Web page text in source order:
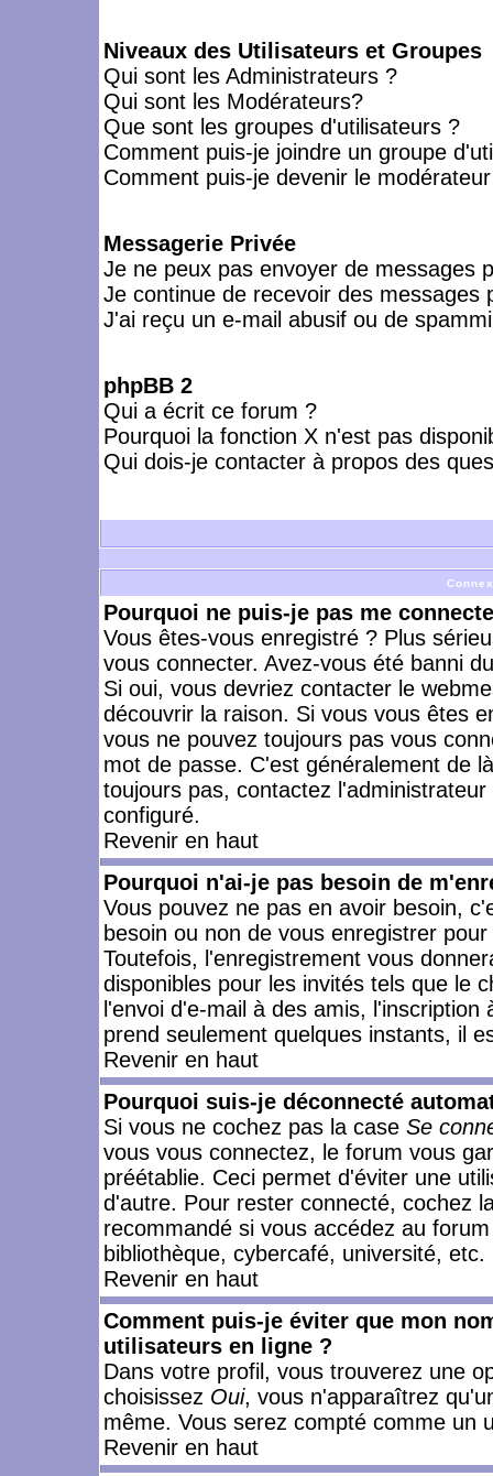
Niveaux des Utilisateurs et Groupes
Qui sont les Administrateurs ?
Qui sont les Modérateurs?
Que sont les groupes d'utilisateurs ?
Comment puis-je joindre un groupe
Comment puis-je devenir le
Messagerie Privée
Je ne peux pas envoyer de messages
Je continue de recevoir des messages
J'ai reçu un e-mail abusif ou de
phpBB 2
Qui a écrit ce forum ?
Pourquoi la fonction X n'est pas
Qui dois-je contacter à propos des
Pourquoi ne puis-je pas me
Vous êtes-vous enregistré ? Plus
vous connecter. Avez-vous été banni
Si oui, vous devriez contacter le
découvrir la raison. Si vous vous êtes
vous ne pouvez toujours pas vous
mot de passe. C'est généralement de
toujours pas, contactez
configuré.
Revenir en haut
Pourquoi n'ai-je pas besoin de
Vous pouvez ne pas en avoir besoin,
besoin ou non de vous enregistrer
Toutefois, l'enregistrement vous
disponibles pour les invités tels que le
l'envoi d'e-mail à des amis,
prend seulement quelques instants, il
Revenir en haut
Pourquoi suis-je déconnecté
Si vous ne cochez pas la case Se
vous vous connectez, le forum vous
préétablie. Ceci permet d'éviter une
d'autre. Pour rester connecté, cochez
recommandé si vous accédez au
bibliothèque, cybercafé, université, etc.
Revenir en haut
Comment puis-je éviter que mon
utilisateurs en ligne ?
Dans votre profil, vous trouverez une
choisissez Oui, vous n'apparaîtrez
même. Vous serez compté comme un
Revenir en haut